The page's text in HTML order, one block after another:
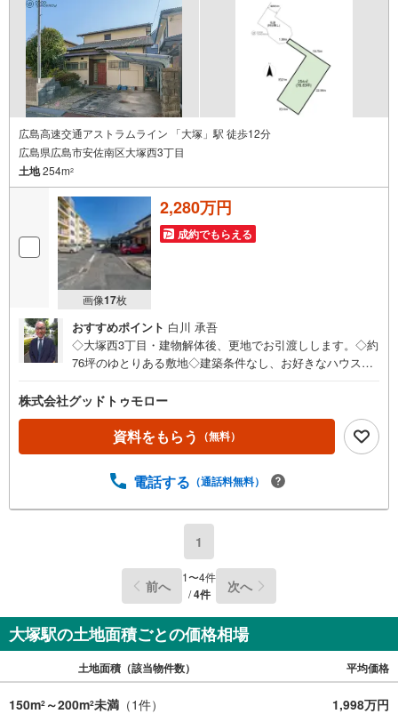
広島高速交通アストラムライン 「大塚」駅 徒歩12分
広島県広島市安佐南区大塚西3丁目
土地254m2
画像17枚
2,280万円
成約でもらえる
おすすめポイント 白川 承吾
◇大塚西3丁目・建物解体後、更地でお引渡しします。◇約
76坪のゆとりある敷地◇建築条件なし、お好きなハウスメ
さ。庭・駐車スペースなど自由度のある土地
株式会社グッドトゥモロー
資料をもらう （無料）
電話する （通話料無料）
1
前へ 1〜4件
/4件 次へ
大塚駅の土地面積ごとの価格相場
土地面積（該当物件数） 平均価格
150m2 ～200m2未満 （1件） 1,998万円